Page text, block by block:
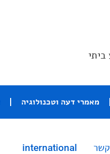
ביתי
מאמרי דעה וטכנולוגיה
international